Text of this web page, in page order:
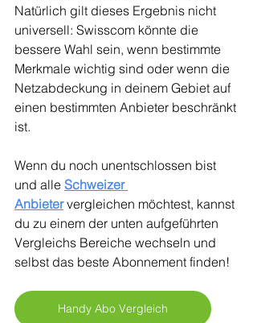
Natürlich gilt dieses Ergebnis nicht
universell: Swisscom könnte die
bessere Wahl sein, wenn bestimmte
Merkmale wichtig sind oder wenn die
Netzabdeckung in deinem Gebiet auf
einen bestimmten Anbieter beschränkt
ist.
Wenn du noch unentschlossen bist
und alle Schweizer
Anbieter vergleichen möchtest, kannst
du zu einem der unten aufgeführten
Vergleichs Bereiche wechseln und
selbst das beste Abonnement finden!
Handy Abo Vergleich